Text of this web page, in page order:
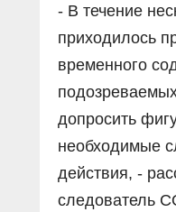
- В течение
приходилось
временного
допросить
необходимые
действия, -
следователь